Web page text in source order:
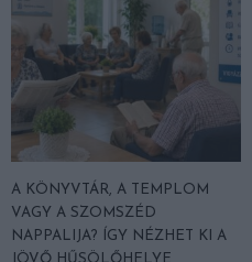
A KÖNYVTÁR, A TEMPLOM
VAGY A SZOMSZÉD
NAPPALIJA? ÍGY NÉZHET KI A
JÖVŐ HŰSÖLŐHELYE